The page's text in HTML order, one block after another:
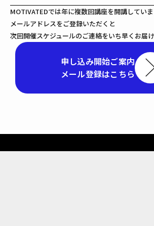
MOTIVATEDでは年に複数回講座を開講していま
メールアドレスをご登録いただくと
次回開催スケジュールのご連絡をいち早くお届け
申し込み開始ご案内
メール登録はこちら